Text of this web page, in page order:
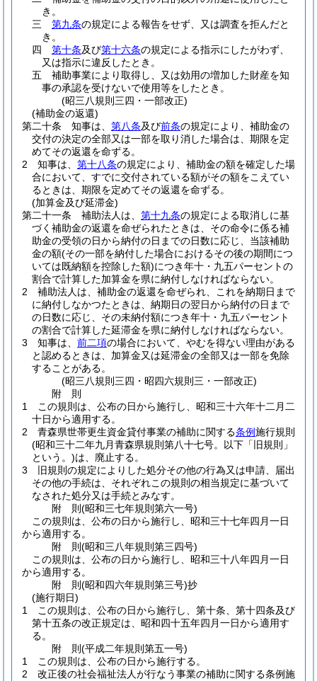
き。
三
第九条の規定による報告をせず、又は調査を拒んだと
き。
四
第十条及び第十六条の規定による指示にしたがわず、
又は指示に違反したとき。
五
補助事業により取得し、又は効用の増加した財産を知
事の承認を受けないで使用等をしたとき。
(昭三八規則三四・一部改正)
(補助金の返還)
第二十条
知事は、 第八条及び前条の規定により、補助金の
交付の決定の全部又は一部を取り消した場合は、期限を定
めてその返還を命ずる。
2
知事は、 第十八条の規定により、補助金の額を確定した場
合において、すでに交付されている額がその額をこえてい
るときは、期限を定めてその返還を命ずる。
(加算金及び延滞金)
第二十一条
補助法人は、 第十九条の規定による取消しに基
づく補助金の返還を命ぜられたときは、その命令に係る補
助金の受領の日から納付の日までの日数に応じ、当該補助
金の額(その一部を納付した場合におけるその後の期間につ
いては既納額を控除した額)につき年十・九五パーセントの
割合で計算した加算金を県に納付しなければならない。
2
補助法人は、補助金の返還を命ぜられ、これを納期日まで
に納付しなかつたときは、納期日の翌日から納付の日まで
の日数に応じ、その未納付額につき年十・九五パーセント
の割合で計算した延滞金を県に納付しなければならない。
3
知事は、 前二項の場合において、やむを得ない理由がある
と認めるときは、加算金又は延滞金の全部又は一部を免除
することがある。
(昭三八規則三四・昭四六規則三・一部改正)
附 則
1
この規則は、公布の日から施行し、昭和三十六年十二月二
十日から適用する。
2
青森県世帯更生資金貸付事業の補助に関する条例施行規則
(昭和三十二年九月青森県規則第八十七号。以下「旧規則」
という。)は、廃止する。
3
旧規則の規定によりした処分その他の行為又は申請、届出
その他の手続は、それぞれこの規則の相当規定に基づいて
なされた処分又は手続とみなす。
附 則(昭和三七年規則第六一号)
この規則は、公布の日から施行し、昭和三十七年四月一日
から適用する。
附 則(昭和三八年規則第三四号)
この規則は、公布の日から施行し、昭和三十八年四月一日
から適用する。
附 則(昭和四六年規則第三号)抄
(施行期日)
1
この規則は、公布の日から施行し、第十条、第十四条及び
第十五条の改正規定は、昭和四十五年四月一日から適用す
る。
附 則(平成二年規則第五一号)
1
この規則は、公布の日から施行する。
2
改正後の社会福祉法人が行なう事業の補助に関する条例施